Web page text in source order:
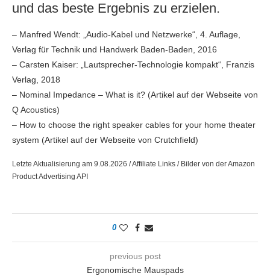
und das beste Ergebnis zu erzielen.
– Manfred Wendt: „Audio-Kabel und Netzwerke“, 4. Auflage,
Verlag für Technik und Handwerk Baden-Baden, 2016
– Carsten Kaiser: „Lautsprecher-Technologie kompakt“, Franzis
Verlag, 2018
– Nominal Impedance – What is it? (Artikel auf der Webseite von
Q Acoustics)
– How to choose the right speaker cables for your home theater
system (Artikel auf der Webseite von Crutchfield)
Letzte Aktualisierung am 9.08.2026 / Affiliate Links / Bilder von der Amazon
Product Advertising API
0
previous post
Ergonomische Mauspads